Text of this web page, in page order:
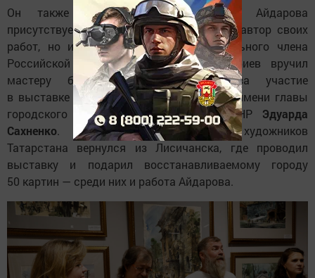
Он также подчеркнул, что Полина Айдарова
присутствует на выставке не только как автор своих
работ, но и как муза мужа, действительного члена
Российской академии художеств. Шиабиев вручил
мастеру благодарственное письмо за участие
в выставке «Красивая наша Россия» от имени главы
городского округа город Лисичанск ЛНР Эдуарда
Сахненко. Буквально на днях Союз художников
Татарстана вернулся из Лисичанска, где проводил
выставку и подарил восстанавливаемому городу
50 картин — среди них и работа Айдарова.